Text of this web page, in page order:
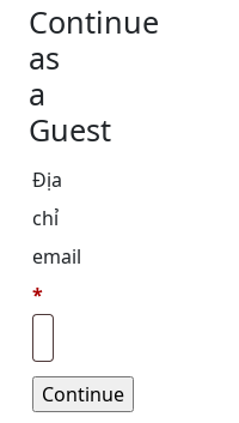
Continue
as
a
Guest
Địa
chỉ
email
*